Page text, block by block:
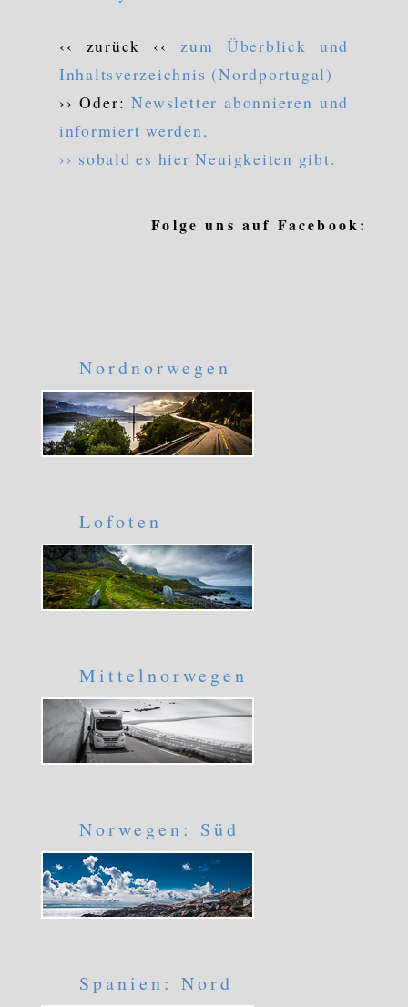
‹‹ zurück ‹‹ zum Überblick und
Inhaltsverzeichnis (Nordportugal)
›› Oder:Newsletter abonnieren und
informiert werden,
›› sobald es hier Neuigkeiten gibt.
Folge uns auf Facebook:
Nordnorwegen
Lofoten
Mittelnorwegen
Norwegen: Süd
Spanien: Nord